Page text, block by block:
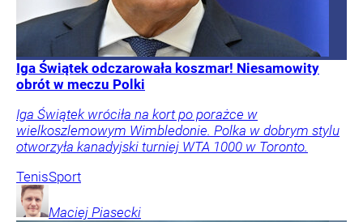
Iga Świątek odczarowała koszmar! Niesamowity
obrót w meczu Polki
Iga Świątek wróciła na kort po porażce w
wielkoszlemowym Wimbledonie. Polka w dobrym stylu
otworzyła kanadyjski turniej WTA 1000 w Toronto.
TenisSport
Maciej Piasecki